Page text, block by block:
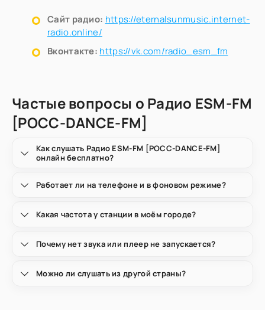
Сайт радио: https://eternalsunmusic.internet-
radio.online/
Вконтакте: https://vk.com/radio_esm_fm
Частые вопросы о Радио ESM-FM
[РОСС-DANCE-FM]
Как слушать Радио ESM-FM [РОСС-DANCE-FM]
онлайн бесплатно?
Работает ли на телефоне и в фоновом режиме?
Какая частота у станции в моём городе?
Почему нет звука или плеер не запускается?
Можно ли слушать из другой страны?